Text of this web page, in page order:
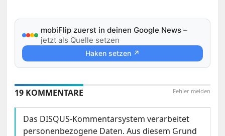
mobiFlip zuerst in deinen Google News –
jetzt als Quelle setzen
Haken setzen ↗
Fehler melden
19 KOMMENTARE
Das DISQUS-Kommentarsystem verarbeitet
personenbezogene Daten. Aus diesem Grund